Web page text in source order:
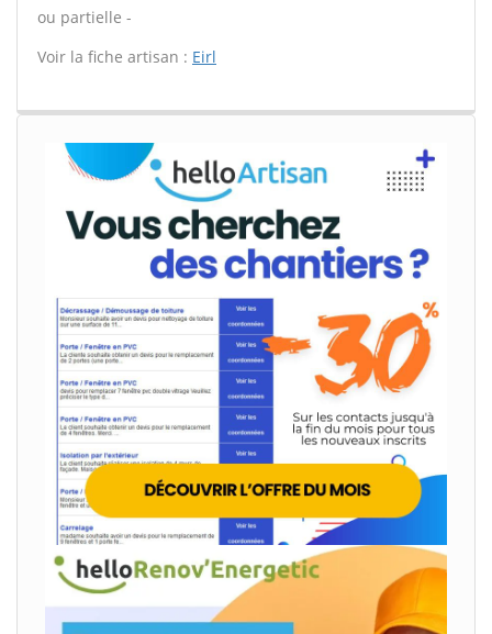
ou partielle -
Voir la fiche artisan : Eirl